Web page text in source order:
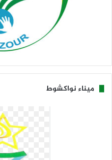
ميناء نواكشوط